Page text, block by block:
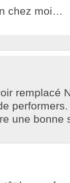
chez moi…
remplacé
une bonne